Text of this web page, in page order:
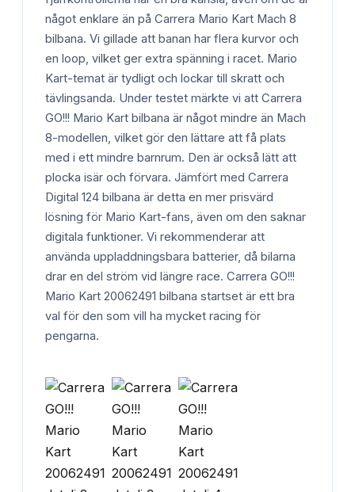
något enklare än på Carrera Mario Kart Mach 8
bilbana. Vi gillade att banan har flera kurvor och
en loop, vilket ger extra spänning i racet. Mario
Kart-temat är tydligt och lockar till skratt och
tävlingsanda. Under testet märkte vi att Carrera
GO!!! Mario Kart bilbana är något mindre än Mach
8-modellen, vilket gör den lättare att få plats
med i ett mindre barnrum. Den är också lätt att
plocka isär och förvara. Jämfört med Carrera
Digital 124 bilbana är detta en mer prisvärd
lösning för Mario Kart-fans, även om den saknar
digitala funktioner. Vi rekommenderar att
använda uppladdningsbara batterier, då bilarna
drar en del ström vid längre race. Carrera GO!!!
Mario Kart 20062491 bilbana startset är ett bra
val för den som vill ha mycket racing för
pengarna.